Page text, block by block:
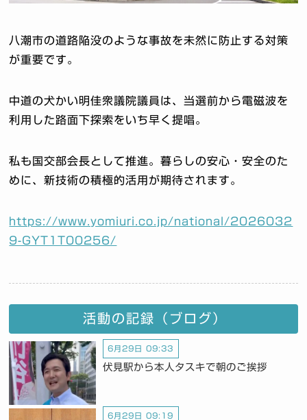
八潮市の道路陥没のような事故を未然に防止する対策
が重要です。
中道の犬かい明佳衆議院議員は、当選前から電磁波を
利用した路面下探索をいち早く提唱。
私も国交部会長として推進。暮らしの安心・安全のた
めに、新技術の積極的活用が期待されます。
https://www.yomiuri.co.jp/national/2026032
9-GYT1T00256/
活動の記録（ブログ）
6月29日 09:33
伏見駅から本人タスキで朝のご挨拶
6月29日 09:19